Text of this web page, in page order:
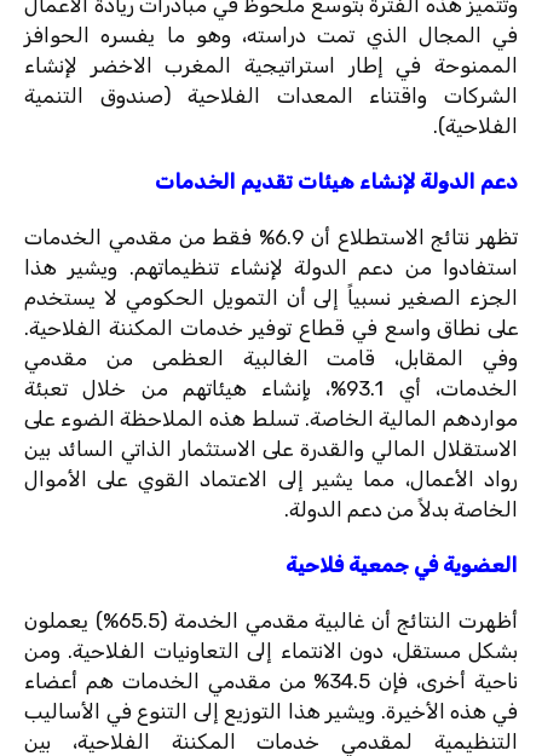
وتتميز هذه الفترة بتوسع ملحوظ في مبادرات ريادة الأعمال
في المجال الذي تمت دراسته، وهو ما يفسره الحوافز
الممنوحة في إطار استراتيجية المغرب الاخضر لإنشاء
الشركات واقتناء المعدات الفلاحية (صندوق التنمية
الفلاحية).
دعم الدولة لإنشاء هيئات تقديم الخدمات
تظهر نتائج الاستطلاع أن 6.9% فقط من مقدمي الخدمات
استفادوا من دعم الدولة لإنشاء تنظيماتهم. ويشير هذا
الجزء الصغير نسبياً إلى أن التمويل الحكومي لا يستخدم
على نطاق واسع في قطاع توفير خدمات المكننة الفلاحية.
وفي المقابل، قامت الغالبية العظمى من مقدمي
الخدمات، أي 93.1%، بإنشاء هيئاتهم من خلال تعبئة
مواردهم المالية الخاصة. تسلط هذه الملاحظة الضوء على
الاستقلال المالي والقدرة على الاستثمار الذاتي السائد بين
رواد الأعمال، مما يشير إلى الاعتماد القوي على الأموال
الخاصة بدلاً من دعم الدولة.
العضوية في جمعية فلاحية
أظهرت النتائج أن غالبية مقدمي الخدمة (65.5%) يعملون
بشكل مستقل، دون الانتماء إلى التعاونيات الفلاحية. ومن
ناحية أخرى، فإن 34.5% من مقدمي الخدمات هم أعضاء
في هذه الأخيرة. ويشير هذا التوزيع إلى التنوع في الأساليب
التنظيمية لمقدمي خدمات المكننة الفلاحية، بين